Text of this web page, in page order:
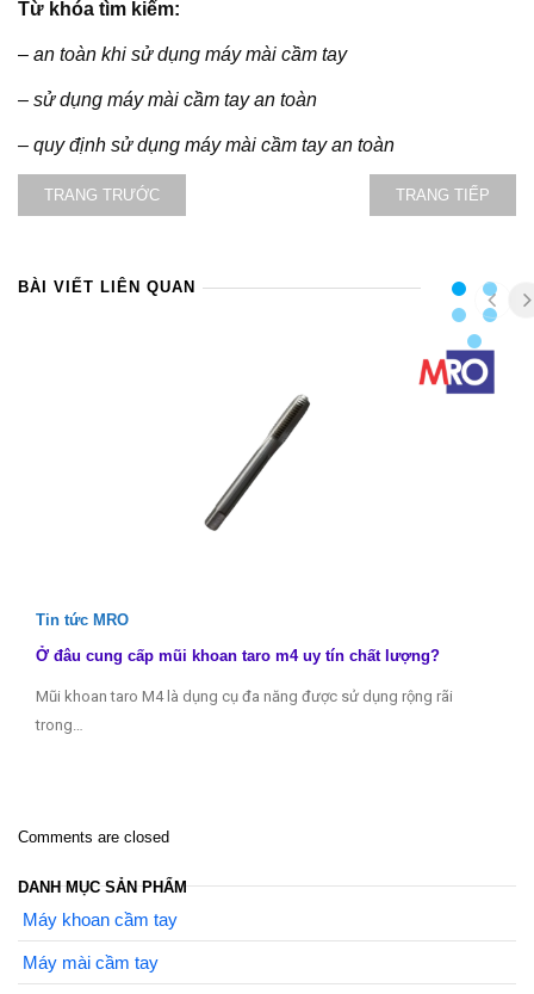
Từ khóa tìm kiếm:
– an toàn khi sử dụng máy mài cầm tay
– sử dụng máy mài cầm tay an toàn
– quy định sử dụng máy mài cầm tay an toàn
TRANG TRƯỚC TRANG TIẾP
BÀI VIẾT LIÊN QUAN
Tin tức MRO
Ở đâu cung cấp mũi khoan taro m4 uy tín chất lượng?
Mũi khoan taro M4 là dụng cụ đa năng được sử dụng rộng rãi
trong…
Comments are closed
DANH MỤC SẢN PHẨM
Máy khoan cầm tay
Máy mài cầm tay